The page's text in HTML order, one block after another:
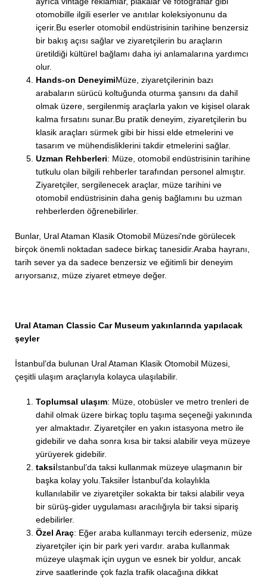
otomobille ilgili eserler ve anıtılar koleksiyonunu da
içerir.Bu eserler otomobil endüstrisinin tarihine benzersiz
bir bakış açısı sağlar ve ziyaretçilerin bu araçların
üretildiği kültürel bağlamı daha iyi anlamalarına yardımcı
olur.
Hands-on DeneyimiMüze, ziyaretçilerinin bazı
arabaların sürücü koltuğunda oturma şansını da dahil
olmak üzere, sergilenmiş araçlarla yakın ve kişisel olarak
kalma fırsatını sunar.Bu pratik deneyim, ziyaretçilerin bu
klasik araçları sürmek gibi bir hissi elde etmelerini ve
tasarım ve mühendisliklerini takdir etmelerini sağlar.
Uzman Rehberleri: Müze, otomobil endüstrisinin tarihine
tutkulu olan bilgili rehberler tarafından personel almıştır.
Ziyaretçiler, sergilenecek araçlar, müze tarihini ve
otomobil endüstrisinin daha geniş bağlamını bu uzman
rehberlerden öğrenebilirler.
Bunlar, Ural Ataman Klasik Otomobil Müzesi'nde görülecek
birçok önemli noktadan sadece birkaç tanesidir.Araba hayranı,
tarih sever ya da sadece benzersiz ve eğitimli bir deneyim
arıyorsanız, müze ziyaret etmeye değer.
Ural Ataman Classic Car Museum yakınlarında yapılacak
şeyler
İstanbul’da bulunan Ural Ataman Klasik Otomobil Müzesi,
çeşitli ulaşım araçlarıyla kolayca ulaşılabilir.
Toplumsal ulaşım: Müze, otobüsler ve metro trenleri de
dahil olmak üzere birkaç toplu taşıma seçeneği yakınında
yer almaktadır. Ziyaretçiler en yakın istasyona metro ile
gidebilir ve daha sonra kısa bir taksi alabilir veya müzeye
yürüyerek gidebilir.
taksiİstanbul’da taksi kullanmak müzeye ulaşmanın bir
başka kolay yolu.Taksiler İstanbul’da kolaylıkla
kullanılabilir ve ziyaretçiler sokakta bir taksi alabilir veya
bir sürüş-gider uygulaması aracılığıyla bir taksi sipariş
edebilirler.
Özel Araç: Eğer araba kullanmayı tercih ederseniz, müze
ziyaretçiler için bir park yeri vardır. araba kullanmak
müzeye ulaşmak için uygun ve esnek bir yoldur, ancak
zirve saatlerinde çok fazla trafik olacağına dikkat